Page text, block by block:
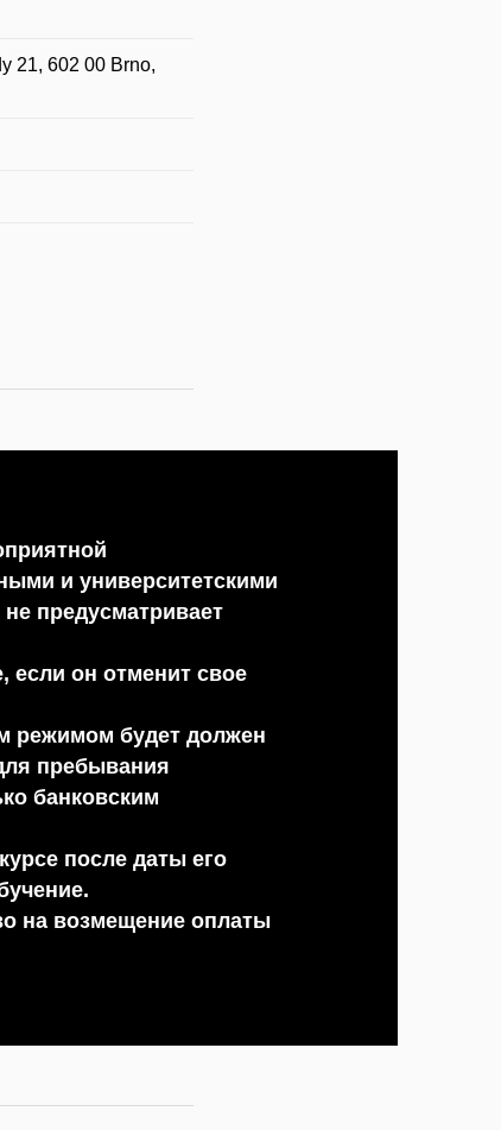
21, 602 00 Brno,
и университетскими
предусматривает
если он отменит свое
режимом будет должен
пребывания
банковским
после даты его
на возмещение оплаты